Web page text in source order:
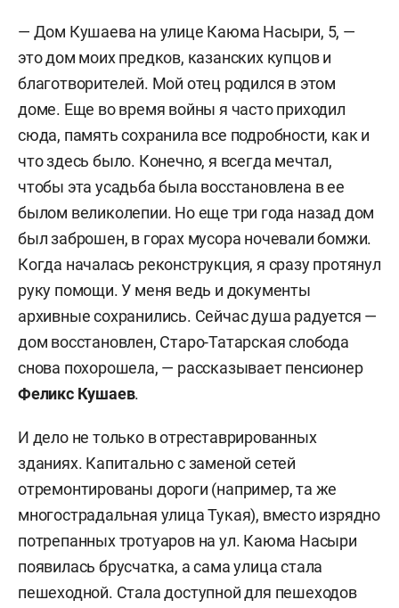
— Дом Кушаева на улице Каюма Насыри, 5, —
это дом моих предков, казанских купцов и
благотворителей. Мой отец родился в этом
доме. Еще во время войны я часто приходил
сюда, память сохранила все подробности, как и
что здесь было. Конечно, я всегда мечтал,
чтобы эта усадьба была восстановлена в ее
былом великолепии. Но еще три года назад дом
был заброшен, в горах мусора ночевали бомжи.
Когда началась реконструкция, я сразу протянул
руку помощи. У меня ведь и документы
архивные сохранились. Сейчас душа радуется —
дом восстановлен, Старо-Татарская слобода
снова похорошела, — рассказывает пенсионер
Феликс Кушаев.
И дело не только в отреставрированных
зданиях. Капитально с заменой сетей
отремонтированы дороги (например, та же
многострадальная улица Тукая), вместо изрядно
потрепанных тротуаров на ул. Каюма Насыри
появилась брусчатка, а сама улица стала
пешеходной. Стала доступной для пешеходов